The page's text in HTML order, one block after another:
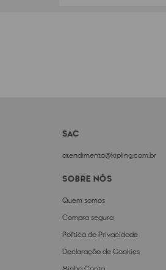
SAC
atendimento@kipling.com.br
SOBRE NÓS
Quem somos
Compra segura
Política de Privacidade
Declaração de Cookies